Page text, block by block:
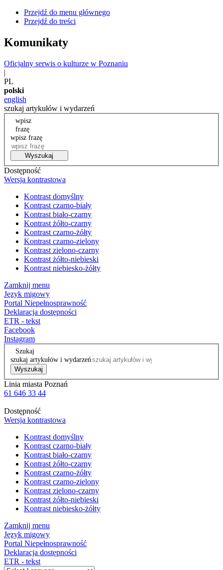
Przejdź do menu głównego
Przejdź do treści
Komunikaty
Oficjalny serwis o kulturze w Poznaniu
|
PL
polski
english
szukaj artykułów i wydarzeń
wpisz
frazę
wpisz frazę
Wyszukaj
Dostępność
Wersja kontrastowa
Kontrast domyślny
Kontrast czarno-biały
Kontrast biało-czarny
Kontrast żółto-czarny
Kontrast czarno-żółty
Kontrast czarno-zielony
Kontrast zielono-czarny
Kontrast żółto-niebieski
Kontrast niebiesko-żółty
Zamknij menu
Język migowy
Portal Niepełnosprawność
Deklaracja dostępności
ETR - tekst
Facebook
Instagram
Szukaj
szukaj artykułów i wydarzeń
Wyszukaj
Linia miasta Poznań
61 646 33 44
Dostępność
Wersja kontrastowa
Kontrast domyślny
Kontrast czarno-biały
Kontrast biało-czarny
Kontrast żółto-czarny
Kontrast czarno-żółty
Kontrast czarno-zielony
Kontrast zielono-czarny
Kontrast żółto-niebieski
Kontrast niebiesko-żółty
Zamknij menu
Język migowy
Portal Niepełnosprawność
Deklaracja dostępności
ETR - tekst